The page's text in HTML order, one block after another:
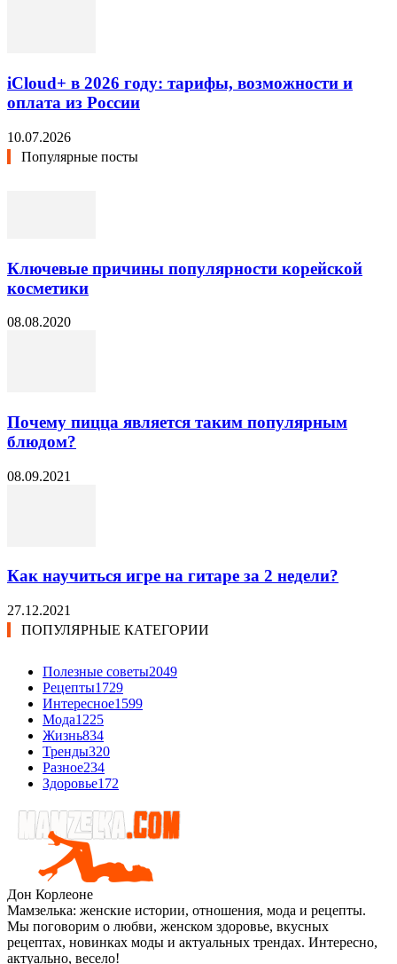
iCloud+ в 2026 году: тарифы, возможности и
оплата из России
10.07.2026
Популярные посты
Ключевые причины популярности корейской
косметики
08.08.2020
Почему пицца является таким популярным
блюдом?
08.09.2021
Как научиться игре на гитаре за 2 недели?
27.12.2021
ПОПУЛЯРНЫЕ КАТЕГОРИИ
Полезные советы2049
Рецепты1729
Интересное1599
Мода1225
Жизнь834
Тренды320
Разное234
Здоровье172
Дон Корлеоне
Мамзелька: женские истории, отношения, мода и рецепты.
Мы поговорим о любви, женском здоровье, вкусных
рецептах, новинках моды и актуальных трендах. Интересно,
актуально, весело!